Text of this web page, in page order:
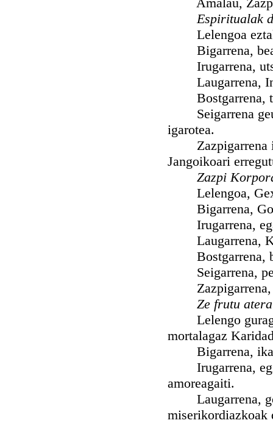
Espiritualak
Lelengoa
Bigarrena,
Irugarrena, uts
Laugarrena,
Bostgarrena,
Seigarrena
igarotea.
Zazpigarrena
Jangoikoari
Zazpi
Lelengoa,
Bigarrena,
Irugarrena,
Laugarrena,
Bostgarrena,
Seigarrena,
Zazpigarrena,
Ze frutu
Lelengo gurago
mortalagaz
Bigarrena, ikasi
Irugarrena, egin
amoreagaiti.
Laugarrena,
miserikordiazkoak